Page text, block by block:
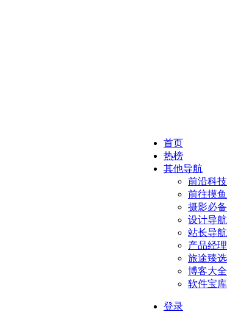
首页
热榜
其他导航
前沿科技
前往摸鱼
摄影必备
设计导航
站长导航
产品经理
旅途臻选
博客大全
软件宝库
登录